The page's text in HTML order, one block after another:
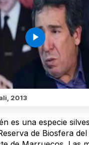
play_arrow
2013
es una especie
de Biosfera